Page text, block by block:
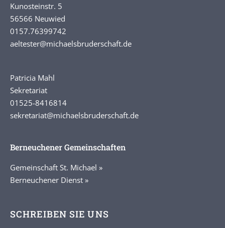
Kunosteinstr. 5
56566 Neuwied
0157.76399742
aeltester@michaelsbruderschaft.de
Patricia Mahl
Sekretariat
01525-8416814
sekretariat@michaelsbruderschaft.de
Berneuchener Gemeinschaften
Gemeinschaft St. Michael »
Berneuchener Dienst »
SCHREIBEN SIE UNS